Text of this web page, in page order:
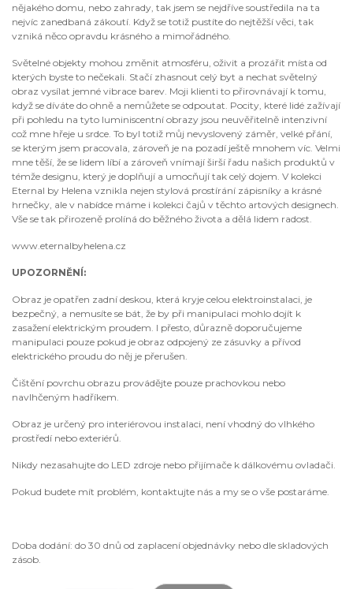
nějakého domu, nebo zahrady, tak jsem se nejdříve soustředila na ta
nejvíc zanedbaná zákoutí. Když se totiž pustíte do nejtěžší věci, tak
vzniká něco opravdu krásného a mimořádného.
Světelné objekty mohou změnit atmosféru, oživit a prozářit místa od
kterých byste to nečekali. Stačí zhasnout celý byt a nechat světelný
obraz vysílat jemné vibrace barev. Moji klienti to přirovnávají k tomu,
když se díváte do ohně a nemůžete se odpoutat. Pocity, které lidé zažívají
při pohledu na tyto luminiscentní obrazy jsou neuvěřitelně intenzivní
což mne hřeje u srdce. To byl totiž můj nevyslovený záměr, velké přání,
se kterým jsem pracovala, zároveň je na pozadí ještě mnohem víc. Velmi
mne těší, že se lidem líbí a zároveň vnímají širší řadu našich produktů v
témže designu, který je doplňují a umocňují tak celý dojem. V kolekci
Eternal by Helena vznikla nejen stylová prostírání zápisníky a krásné
hrnečky, ale v nabídce máme i kolekci čajů v těchto artových designech.
Vše se tak přirozeně prolíná do běžného života a dělá lidem radost.
www.eternalbyhelena.cz
UPOZORNĚNÍ:
Obraz je opatřen zadní deskou, která kryje celou elektroinstalaci, je
bezpečný, a nemusíte se bát, že by při manipulaci mohlo dojít k
zasažení elektrickým proudem. I přesto, důrazně doporučujeme
manipulaci pouze pokud je obraz odpojený ze zásuvky a přívod
elektrického proudu do něj je přerušen.
Čištění povrchu obrazu provádějte pouze prachovkou nebo
navlhčeným hadříkem.
Obraz je určený pro interiérovou instalaci, není vhodný do vlhkého
prostředí nebo exteriérů.
Nikdy nezasahujte do LED zdroje nebo přijímače k dálkovému ovladači.
Pokud budete mít problém, kontaktujte nás a my se o vše postaráme.
Doba dodání: do 30 dnů od zaplacení objednávky nebo dle skladových
zásob.